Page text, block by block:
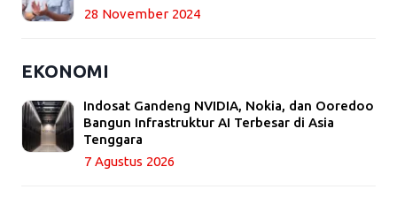
28 November 2024
EKONOMI
Indosat Gandeng NVIDIA, Nokia, dan Ooredoo
Bangun Infrastruktur AI Terbesar di Asia
Tenggara
7 Agustus 2026